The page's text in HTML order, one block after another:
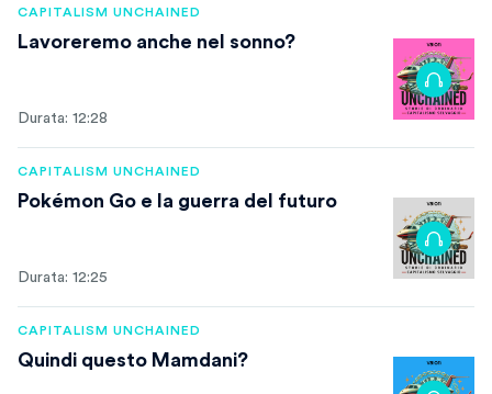
CAPITALISM UNCHAINED
Lavoreremo anche nel sonno?
Durata: 12:28
CAPITALISM UNCHAINED
Pokémon Go e la guerra del futuro
Durata: 12:25
CAPITALISM UNCHAINED
Quindi questo Mamdani?